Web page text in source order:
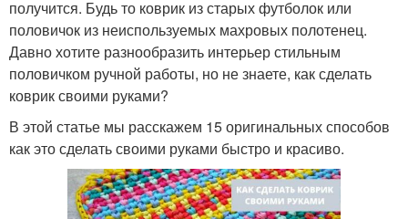
получится. Будь то коврик из старых футболок или
половичок из неиспользуемых махровых полотенец.
Давно хотите разнообразить интерьер стильным
половичком ручной работы, но не знаете, как сделать
коврик своими руками?
В этой статье мы расскажем 15 оригинальных способов
как это сделать своими руками быстро и красиво.